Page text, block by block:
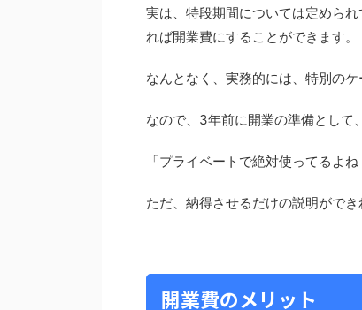
実は、特段期間については定めら
れば開業費にすることができます。
なんとなく、実務的には、特別の
なので、3年前に開業の準備として
「プライベートで絶対使ってるよ
ただ、納得させるだけの説明がで
開業費のメリット